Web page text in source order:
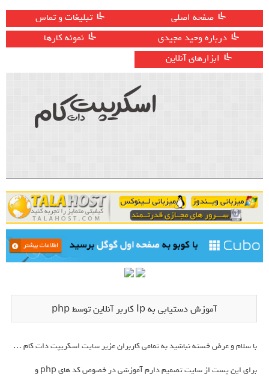
صفحه اصلی
تبلیغات و تماس
درباره وحید مجیدی
نمونه کارها
ابزارهای آنلاین
آموزش دستیابی به Ip کاربر آنلاین توسط php
با سلام و عرض خسته نباشید به تمامی کاربران عزیر سایت اسکریپت دات کام …
برای این پست از سایت تصمیم دارم آموزشی در خصوص کد های php و